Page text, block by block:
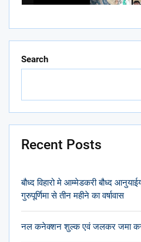
Search
Recent Posts
बौध्द विहारो मे आम्मेडकरी बौध्द
गुरुपूर्णिमा से तीन महीने का वर्षावास
नल कनेक्शन शुल्क एवं जलकर जमा करने